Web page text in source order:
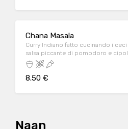
Chana Masala
Curry Indiano fatto cucinando i ceci
salsa piccante di pomodoro e
8.50 €
Naan